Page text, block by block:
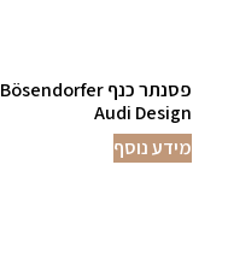
פסנתר כנף Bösendorfer
Audi Design
מידע נוסף